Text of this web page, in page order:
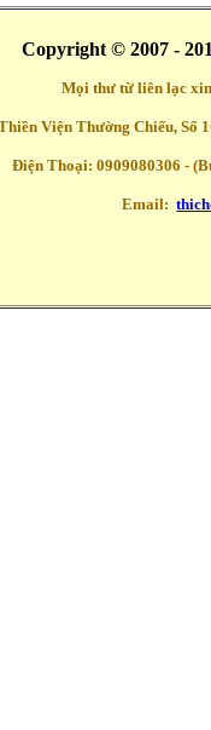
Copyright © 2007 -
Mọi thư từ liên lạc
Viện Thường Chiếu, Số
Điện Thoại: 0909080306 -
Email: